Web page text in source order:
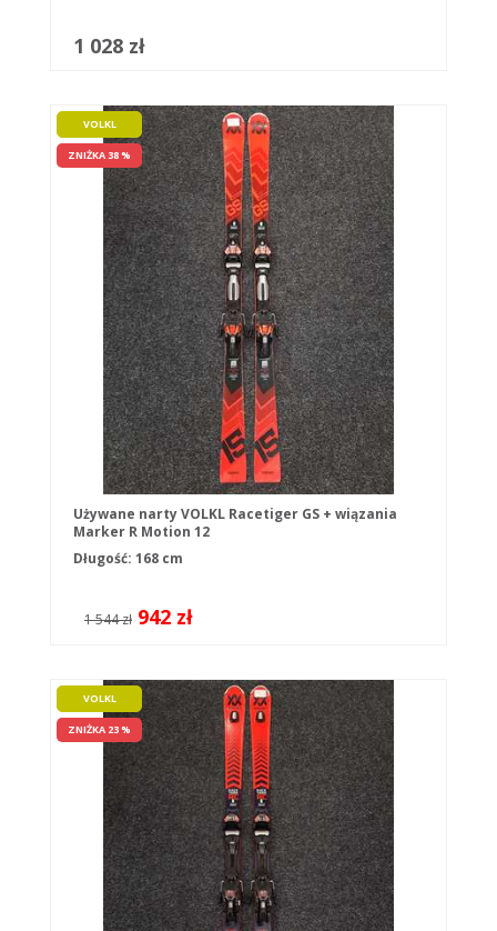
1 028 zł
VOLKL
ZNIŻKA 38 %
Używane narty VOLKL Racetiger GS + wiązania
Marker R Motion 12
Długość: 168 cm
1 544 zł 942 zł
VOLKL
ZNIŻKA 23 %